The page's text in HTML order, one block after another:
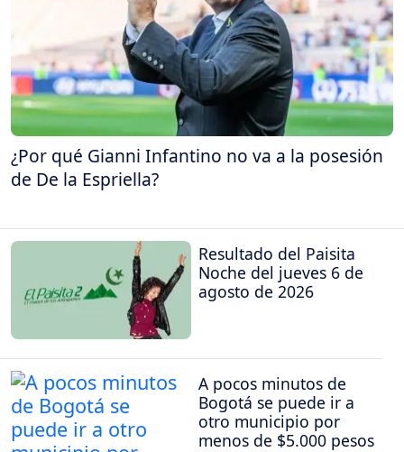
¿Por qué Gianni Infantino no va a la posesión
de De la Espriella?
Resultado del Paisita
Noche del jueves 6 de
agosto de 2026
A pocos minutos de
Bogotá se puede ir a
otro municipio por
menos de $5.000 pesos